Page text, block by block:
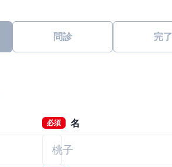
問診 完了
必須 名